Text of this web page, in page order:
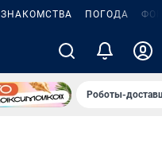
ЗНАКОМСТВА ПОГОДА
Роботы-